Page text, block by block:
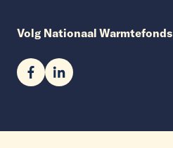
Volg Nationaal Warmtefonds